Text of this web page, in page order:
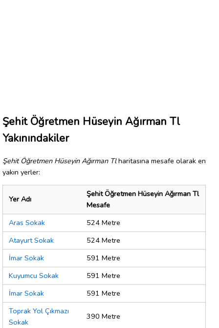
Şehit Öğretmen Hüseyin Ağırman Tl
Yakınındakiler
Şehit Öğretmen Hüseyin Ağırman Tlharitasına mesafe olarak en
yakın yerler:
Yer Adı
Şehit Öğretmen Hüseyin Ağırman Tl
Mesafe
Aras Sokak
524 Metre
Atayurt Sokak
524 Metre
İmar Sokak
591 Metre
Kuyumcu Sokak
591 Metre
İmar Sokak
591 Metre
Toprak Yol Çıkmazı
Sokak
390 Metre